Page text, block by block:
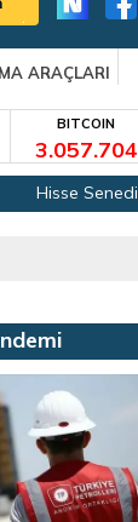
ARAÇLARI
BITCOIN
3.057.704
Hisse Senedi